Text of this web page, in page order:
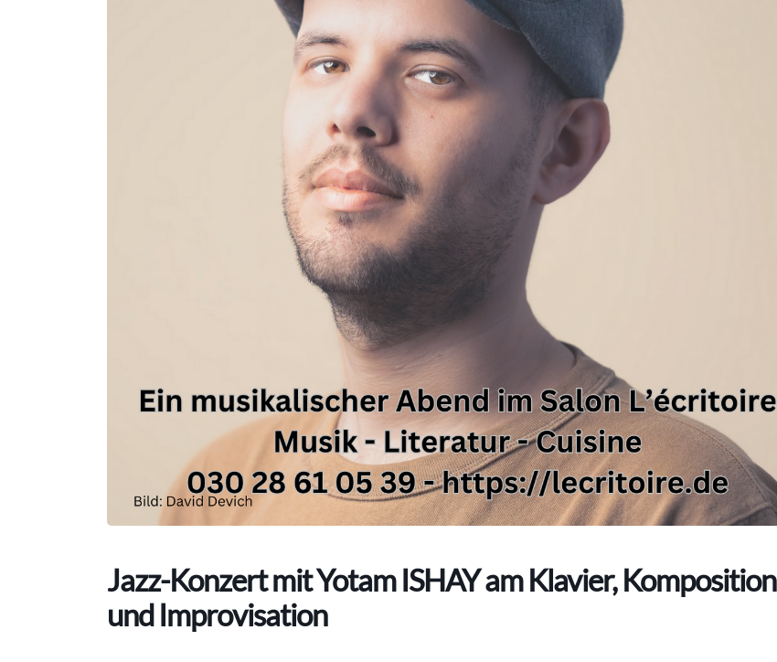
Jazz-Konzert mit Yotam ISHAY am Klavier, Komposition
und Improvisation